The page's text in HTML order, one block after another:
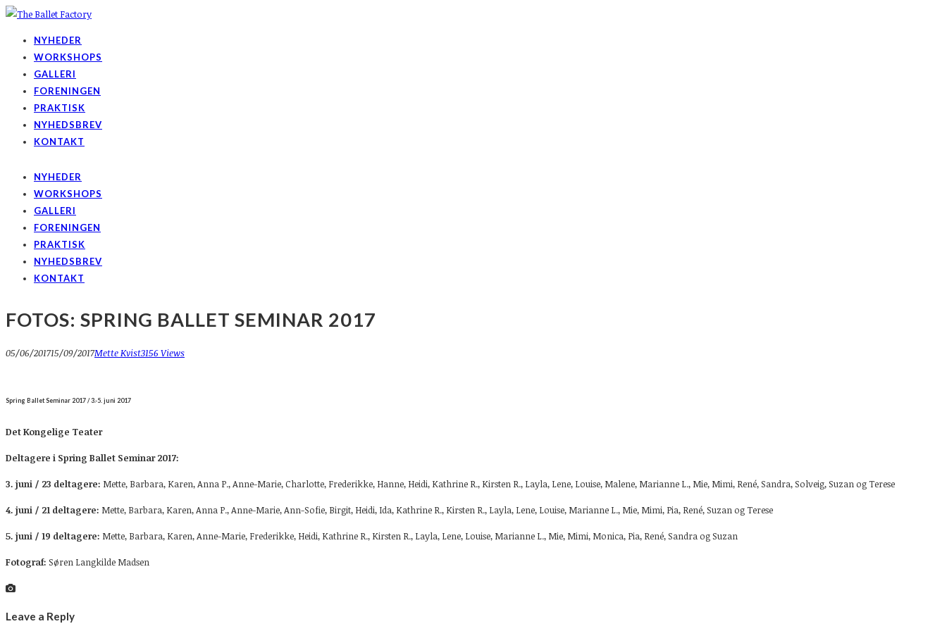
NYHEDER
WORKSHOPS
GALLERI
FORENINGEN
PRAKTISK
NYHEDSBREV
KONTAKT
NYHEDER
WORKSHOPS
GALLERI
FORENINGEN
PRAKTISK
NYHEDSBREV
KONTAKT
FOTOS: SPRING BALLET SEMINAR 2017
05/06/201715/09/2017Mette Kvist3156 Views
Spring Ballet Seminar 2017 / 3.-5. juni 2017
Det Kongelige Teater
Deltagere i Spring Ballet Seminar 2017:
3. juni / 23 deltagere: Mette, Barbara, Karen, Anna P., Anne-Marie, Charlotte, Frederikke, Hanne, Heidi, Kathrine R., Kirsten R., Layla, Lene, Louise, Malene, Marianne L., Mie, Mimi, René, Sandra, Solveig, Suzan og Terese
4. juni / 21 deltagere: Mette, Barbara, Karen, Anna P., Anne-Marie, Ann-Sofie, Birgit, Heidi, Ida, Kathrine R., Kirsten R., Layla, Lene, Louise, Marianne L., Mie, Mimi, Pia, René, Suzan og Terese
5. juni / 19 deltagere: Mette, Barbara, Karen, Anne-Marie, Frederikke, Heidi, Kathrine R., Kirsten R., Layla, Lene, Louise, Marianne L., Mie, Mimi, Monica, Pia, René, Sandra og Suzan
Fotograf: Søren Langkilde Madsen
Leave a Reply